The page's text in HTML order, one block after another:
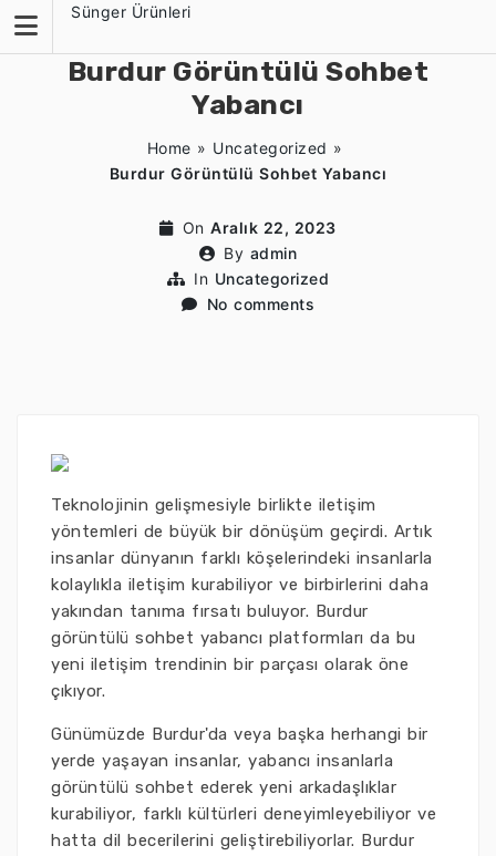
content
Sünger Ürünleri
Burdur Görüntülü Sohbet
Yabancı
Home » Uncategorized »
Burdur Görüntülü Sohbet Yabancı
On Aralık 22, 2023
By admin
In Uncategorized
No comments
Teknolojinin gelişmesiyle birlikte iletişim
yöntemleri de büyük bir dönüşüm geçirdi. Artık
insanlar dünyanın farklı köşelerindeki insanlarla
kolaylıkla iletişim kurabiliyor ve birbirlerini daha
yakından tanıma fırsatı buluyor. Burdur
görüntülü sohbet yabancı platformları da bu
yeni iletişim trendinin bir parçası olarak öne
çıkıyor.
Günümüzde Burdur'da veya başka herhangi bir
yerde yaşayan insanlar, yabancı insanlarla
görüntülü sohbet ederek yeni arkadaşlıklar
kurabiliyor, farklı kültürleri deneyimleyebiliyor ve
hatta dil becerilerini geliştirebiliyorlar. Burdur